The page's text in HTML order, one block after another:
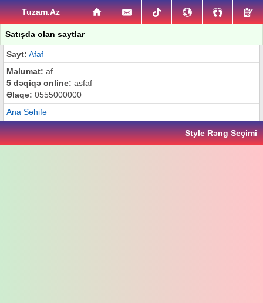
Tuzam.Az
Satışda olan saytlar
Sayt: Afaf
Məlumat: af
5 dəqiqə online: asfaf
Əlaqə: 0555000000
Ana Səhifə
Style Rəng Seçimi